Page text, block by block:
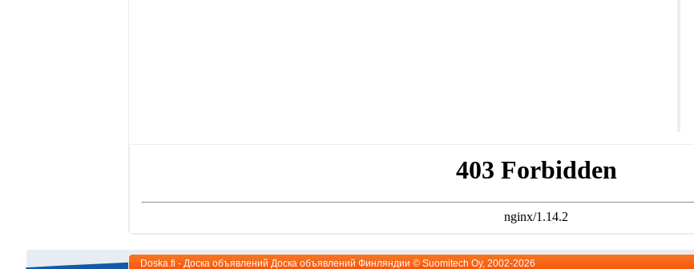
Doska.fi - Доска объявлений Доска объявлений Финляндии © Suomitech Oy, 2002-2026